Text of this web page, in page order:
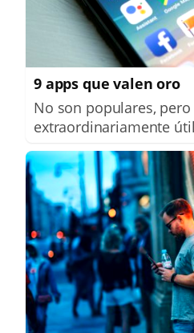
9 apps que valen oro
No son populares, pero
extraordinariamente